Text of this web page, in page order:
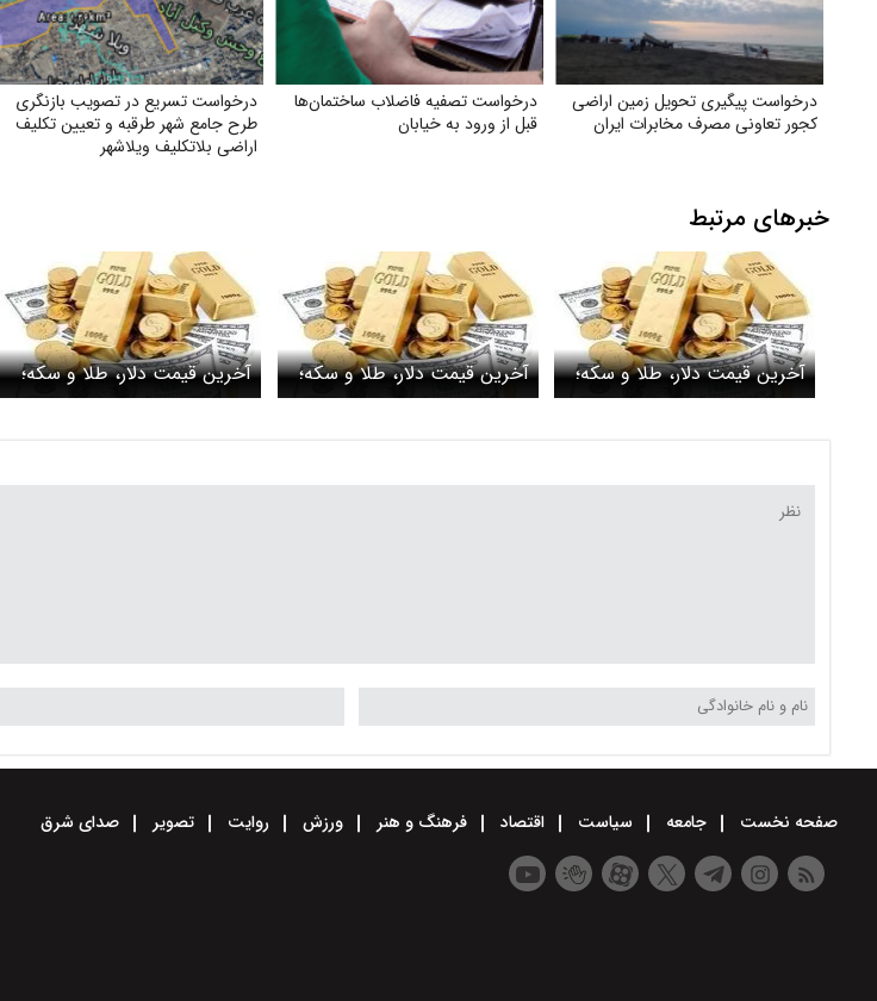
درخواست پیگیری تحویل زمین اراضی
کجور تعاونی مصرف مخابرات ایران
درخواست تصفیه فاضلاب ساختمان‌ها
قبل از ورود به خیابان
درخواست تسریع در تصویب بازنگری
طرح جامع شهر طرقبه و تعیین تکلیف
اراضی بلاتکلیف ویلاشهر
خبرهای مرتبط
آخرین قیمت دلار، طلا و سکه؛
شبانگاه یکشنبه ۱۰ خرداد ۱۴۰۵/
آخرین قیمت دلار، طلا و سکه؛
شبانگاه شنبه ۹ خرداد ۱۴۰۵/
آخرین قیمت دلار، طلا و سکه؛
شبانگاه سه شنبه ۵ خرداد
صفحه نخست جامعه سیاست اقتصاد فرهنگ و هنر ورزش روایت تصویر صدای شرق